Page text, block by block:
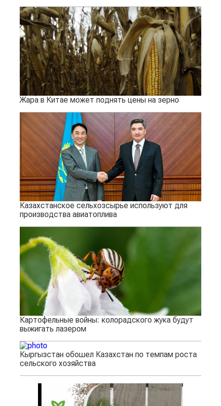
Жара в Китае может поднять цены на зерно
Казахстанское сельхозсырье используют для
производства авиатоплива
Картофельные войны: колорадского жука будут
выжигать лазером
Кыргызстан обошел Казахстан по темпам роста
сельского хозяйства